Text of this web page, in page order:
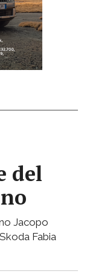
del
Jacopo
Fabia